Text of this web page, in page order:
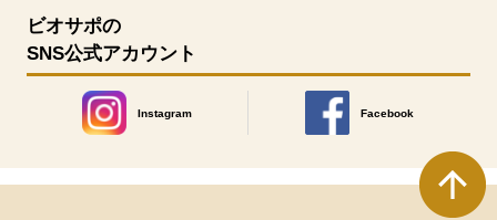
ビオサポの
SNS公式アカウント
Instagram
別のウィンドウで開きます。
Facebook
別のウィンドウで開きます